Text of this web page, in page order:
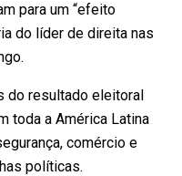
para um “efeito
do líder de direita nas
do resultado eleitoral
toda a América Latina
comércio e
políticas.